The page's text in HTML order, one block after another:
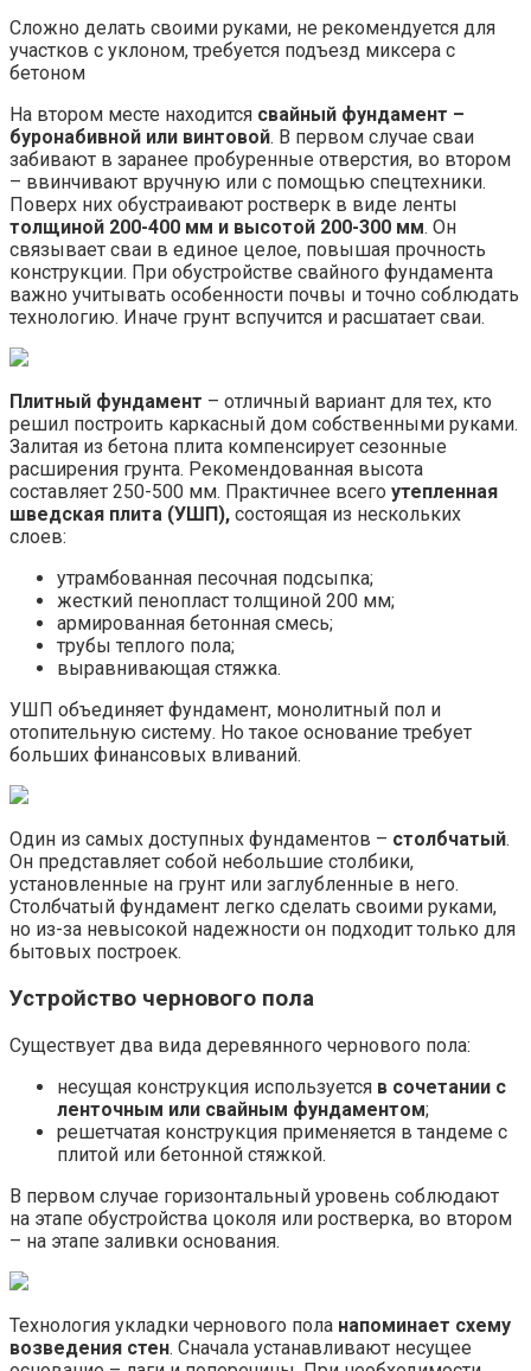
Сложно делать своими руками, не рекомендуется для
участков с уклоном, требуется подъезд миксера с
бетоном
На втором месте находится свайный фундамент –
буронабивной или винтовой. В первом случае сваи
забивают в заранее пробуренные отверстия, во втором
– ввинчивают вручную или с помощью спецтехники.
Поверх них обустраивают ростверк в виде ленты
толщиной 200-400 мм и высотой 200-300 мм. Он
связывает сваи в единое целое, повышая прочность
конструкции. При обустройстве свайного фундамента
важно учитывать особенности почвы и точно соблюдать
технологию. Иначе грунт вспучится и расшатает сваи.
Плитный фундамент – отличный вариант для тех, кто
решил построить каркасный дом собственными руками.
Залитая из бетона плита компенсирует сезонные
расширения грунта. Рекомендованная высота
составляет 250-500 мм. Практичнее всего утепленная
шведская плита (УШП), состоящая из нескольких
слоев:
утрамбованная песочная подсыпка;
жесткий пенопласт толщиной 200 мм;
армированная бетонная смесь;
трубы теплого пола;
выравнивающая стяжка.
УШП объединяет фундамент, монолитный пол и
отопительную систему. Но такое основание требует
больших финансовых вливаний.
Один из самых доступных фундаментов – столбчатый.
Он представляет собой небольшие столбики,
установленные на грунт или заглубленные в него.
Столбчатый фундамент легко сделать своими руками,
но из-за невысокой надежности он подходит только для
бытовых построек.
Устройство чернового пола
Существует два вида деревянного чернового пола:
несущая конструкция используется в сочетании с
ленточным или свайным фундаментом;
решетчатая конструкция применяется в тандеме с
плитой или бетонной стяжкой.
В первом случае горизонтальный уровень соблюдают
на этапе обустройства цоколя или ростверка, во втором
– на этапе заливки основания.
Технология укладки чернового пола напоминает схему
возведения стен. Сначала устанавливают несущее